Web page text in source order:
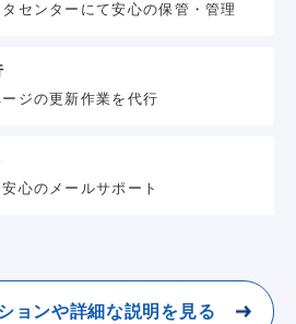
センターにて安心の保管・管理
ジの更新作業を代行
心のメールサポート
ョンや詳細な説明を見る